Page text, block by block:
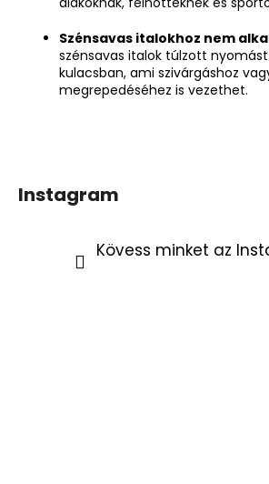
Szénsavas italokhoz nem
szénsavas italok túlzott
kulacsban, ami szivárgáshoz
megrepedéséhez is vezethet.
Instagram
Kövess minket az